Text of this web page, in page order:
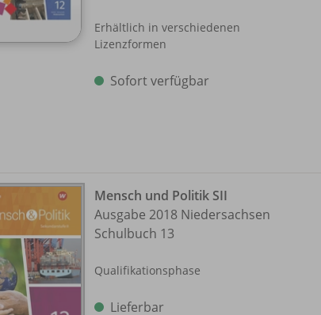
Erhältlich in verschiedenen
Lizenzformen
Sofort verfügbar
Mensch und Politik SII
Ausgabe 2018 Niedersachsen
Schulbuch 13
Qualifikationsphase
Lieferbar